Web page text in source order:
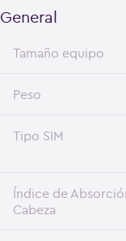
General
Tamaño equipo
Peso
Tipo SIM
Índice de
Cabeza